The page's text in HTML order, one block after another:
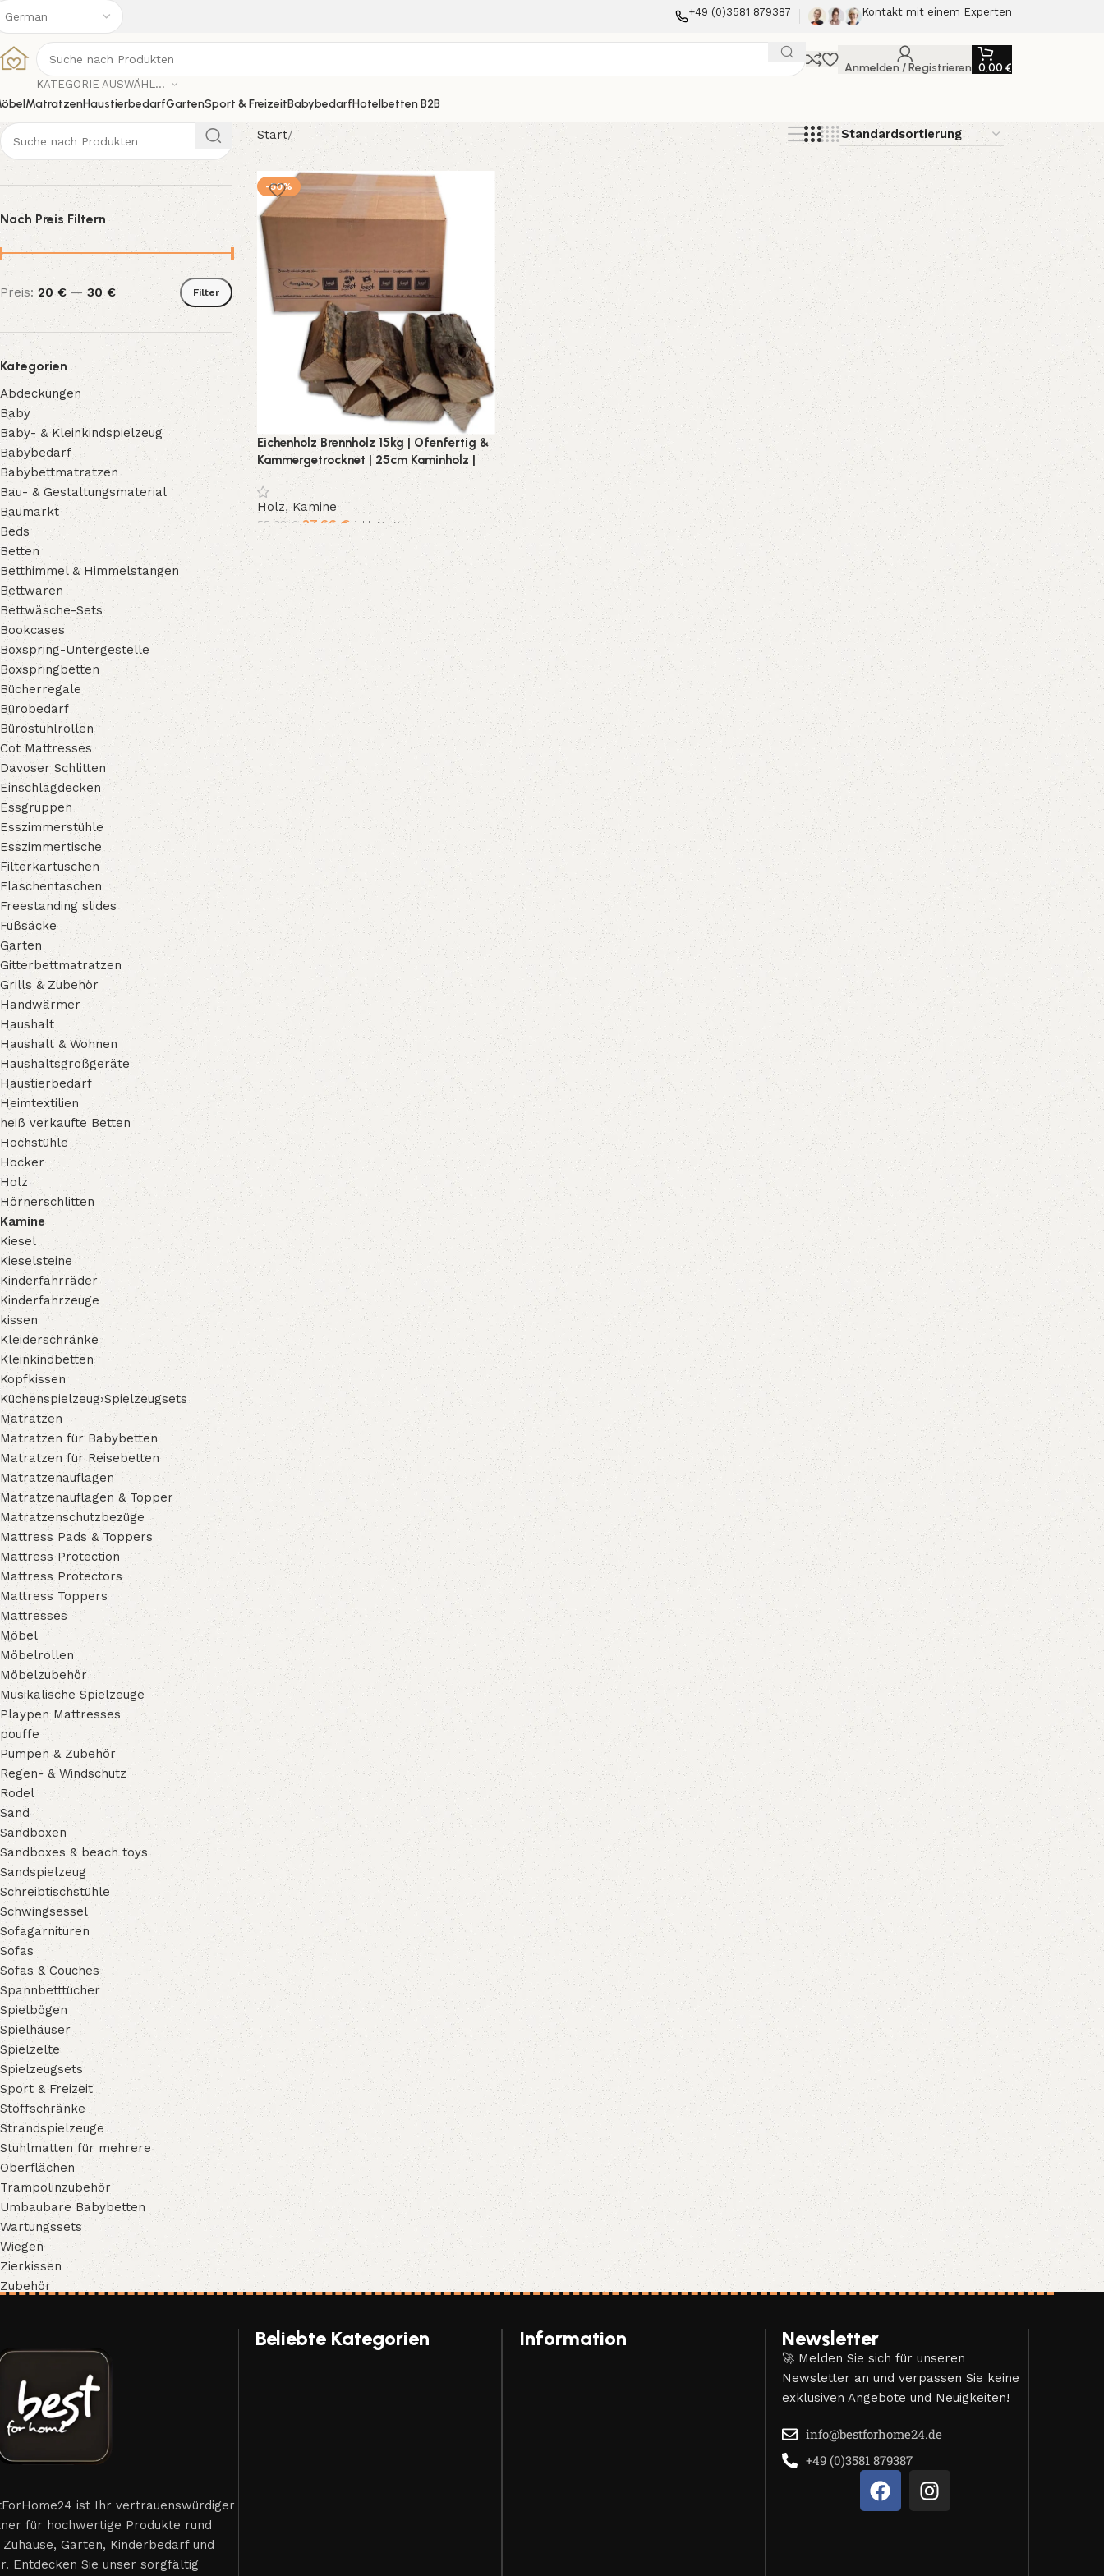
+49 (0)3581 879387 Kontakt mit einem Experten
KATEGORIE AUSWÄHLEN
Anmelden / Registrieren 0,00 €
MatratzenHaustierbedarfGartenSport & FreizeitBabybedarfHotelbetten B2B
Nach Preis Filtern
Filter
Preis: 20 €—30 €
Kategorien
Abdeckungen
Baby
Baby- & Kleinkindspielzeug
Babybedarf
Babybettmatratzen
Bau- & Gestaltungsmaterial
Baumarkt
Beds
Betten
Betthimmel & Himmelstangen
Bettwaren
Bettwäsche-Sets
Bookcases
Boxspring-Untergestelle
Boxspringbetten
Bücherregale
Bürobedarf
Bürostuhlrollen
Cot Mattresses
Davoser Schlitten
Einschlagdecken
Essgruppen
Esszimmerstühle
Esszimmertische
Filterkartuschen
Flaschentaschen
Freestanding slides
Fußsäcke
Garten
Gitterbettmatratzen
Grills & Zubehör
Handwärmer
Haushalt
Haushalt & Wohnen
Haushaltsgroßgeräte
Haustierbedarf
Heimtextilien
heiß verkaufte Betten
Hochstühle
Hocker
Holz
Hörnerschlitten
Kamine
Kiesel
Kieselsteine
Kinderfahrräder
Kinderfahrzeuge
kissen
Kleiderschränke
Kleinkindbetten
Kopfkissen
Küchenspielzeug›Spielzeugsets
Matratzen
Matratzen für Babybetten
Matratzen für Reisebetten
Matratzenauflagen
Matratzenauflagen & Topper
Matratzenschutzbezüge
Mattress Pads & Toppers
Mattress Protection
Mattress Protectors
Mattress Toppers
Mattresses
Möbel
Möbelrollen
Möbelzubehör
Musikalische Spielzeuge
Playpen Mattresses
pouffe
Pumpen & Zubehör
Regen- & Windschutz
Rodel
Sand
Sandboxen
Sandboxes & beach toys
Sandspielzeug
Schreibtischstühle
Schwingsessel
Sofagarnituren
Sofas
Sofas & Couches
Spannbetttücher
Spielbögen
Spielhäuser
Spielzelte
Spielzeugsets
Sport & Freizeit
Stoffschränke
Strandspielzeuge
Stuhlmatten für mehrere
Oberflächen
Trampolinzubehör
Umbaubare Babybetten
Wartungssets
Wiegen
Zierkissen
Zubehör
Start
-50%
Eichenholz Brennholz 15kg | Ofenfertig &
Kammergetrocknet | 25cm Kaminholz |
Premium Feuerholz für Kamin, Grill &
Feuerschale
Holz,Kamine
55,32€ 27,66 € inkl. MwSt.
In den Warenkorb
ist Ihr vertrauenswürdiger
für hochwertige Produkte rund
Zuhause, Garten, Kinderbedarf und
Entdecken Sie unser sorgfältig
Beliebte Kategorien Information Newsletter
🚀 Melden Sie sich für unseren
Newsletter an und verpassen Sie keine
exklusiven Angebote und Neuigkeiten!
info@bestforhome24.de
+49 (0)3581 879387